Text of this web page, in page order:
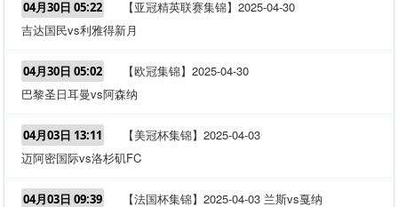
04月30日 05:22
【亚冠精英联赛集锦】2025-04-30
吉达国民vs利雅得新月
04月30日 05:02
【欧冠集锦】2025-04-30
巴黎圣日耳曼vs阿森纳
04月03日 13:11
【美冠杯集锦】2025-04-03
迈阿密国际vs洛杉矶FC
04月03日 09:39 【法国杯集锦】2025-04-03 兰斯vs戛纳